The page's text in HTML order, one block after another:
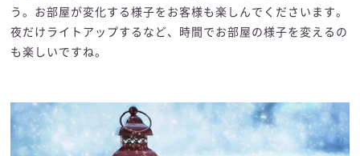
う。お部屋が変化する様子をお客様も楽しんでくださいます。
夜だけライトアップするなど、時間でお部屋の様子を変えるの
も楽しいですね。